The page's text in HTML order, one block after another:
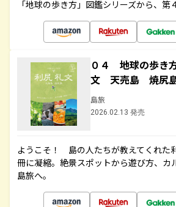
「地球の歩き方」図鑑シリーズから、第
０４ 地球の歩
文 天売島 焼尻
島旅
2026.02.13 発売
ようこそ！ 島の人たちが教えてくれた
冊に凝縮。絶景スポットから遊び方、カ
島旅へ。